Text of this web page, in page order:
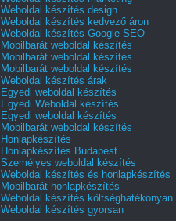
Weboldal készítés design
Weboldal készítés kedvező áron
Weboldal készítés Google SEO
Mobilbarát weboldal készítés
Mobilbarát weboldal készítés
Mobilbarát weboldal készítés
Weboldal készítés árak
Egyedi weboldal készítés
Egyedi Weboldal készítés
Egyedi weboldal készítés
Mobilbarát weboldal készítés
Honlapkészítés
Honlapkészítés Budapest
Személyes weboldal készítés
Weboldal készítés és honlapkészítés
Mobilbarát honlapkészítés
Weboldal készítés költséghatékonyan
Weboldal készítés gyorsan